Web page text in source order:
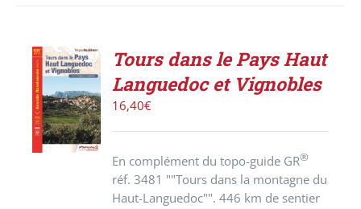
ACHETER
PRODUIT
/
DÉTAILS
Tours dans le Pays Haut
Languedoc et Vignobles
16,40€
En complément du topo-guide GR®
réf. 3481 ""Tours dans la montagne du
Haut-Languedoc"". 446 km de sentier